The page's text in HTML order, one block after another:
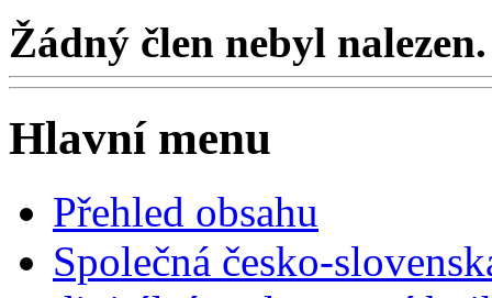
Žádný člen nebyl nalezen.
Hlavní menu
Přehled obsahu
Společná česko-